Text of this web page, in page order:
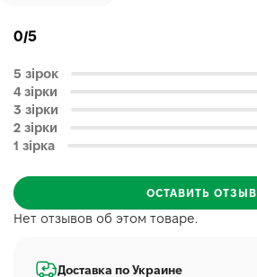
Нет отзывов об этом товаре.
0/5
5 зірок
4 зірки
3 зірки
2 зірки
1 зірка
ОСТАВИТЬ ОТЗЫВ
Доставка по Украине